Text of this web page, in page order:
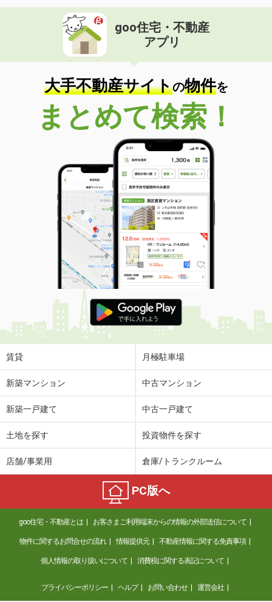
goo住宅・不動産
アプリ
大手不動産サイトの物件を
まとめて検索！
賃貸 月極駐車場
新築マンション 中古マンション
新築一戸建て 中古一戸建て
土地を探す 投資物件を探す
店舗/事業用 倉庫/トランクルーム
PC版へ
goo住宅・不動産とは お客さまご利用端末からの情報の外部送信について
物件に関するお問合せの流れ 情報提供元 不動産情報に関する免責事項
個人情報の取り扱いについて 消費税に関する表記について
プライバシーポリシー ヘルプ お問い合わせ 運営会社